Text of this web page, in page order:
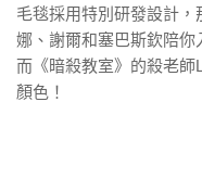
毛毯採用特別研發設計
娜、謝爾和塞巴斯欽陪你
而《暗殺教室》的殺老師
顏色！